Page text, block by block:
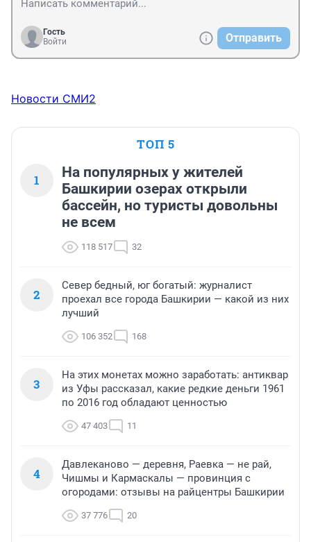
Гость
Войти
Отправить
Новости СМИ2
ТОП 5
1
На популярных у жителей
Башкирии озерах открыли
бассейн, но туристы довольны
не всем
118 517 32
2
Север бедный, юг богатый: журналист
проехал все города Башкирии — какой из них
лучший
106 352 168
3
На этих монетах можно заработать: антиквар
из Уфы рассказал, какие редкие деньги 1961
по 2016 год обладают ценностью
47 403 11
4
Давлеканово — деревня, Раевка — не рай,
Чишмы и Кармаскалы — провинция с
огородами: отзывы на райцентры Башкирии
37 776 20